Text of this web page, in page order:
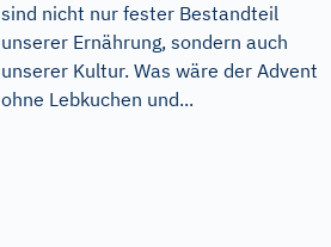
sind nicht nur fester Bestandteil
unserer Ernährung, sondern auch
unserer Kultur. Was wäre der Advent
ohne Lebkuchen und...